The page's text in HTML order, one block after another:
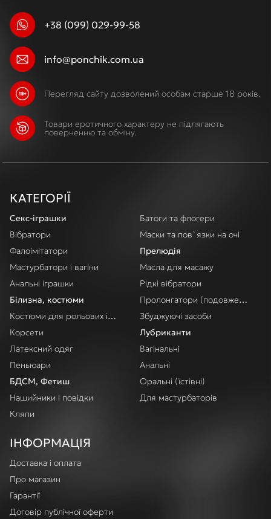
+38 (099) 029-99-58
info@ponchik.com.ua
Перегляд сайту дозволений особам старше 18 років.
Товари еротичного характеру не підлягають
поверненню та обміну.
КАТЕГОРІЇ
Секс-іграшки
Вібратори
Фалоімітатори
Мастурбатори і вагіни
Анальні іграшки
Білизна, костюми
Костюми для рольових ігор
Корсети
Латексний одяг
Пеньюари
БДСМ, Фетиш
Нашийники і повідки
Кляпи
Батоги та флогери
Маски та пов`язки на очі
Прелюдія
Масла для масажу
Рідкі вібратори
Пролонгатори (подовження
Збуджуючі засоби
Лубриканти
Вагінальні
Анальні
Оральні (їстівні)
Для мастурбаторів
ІНФОРМАЦІЯ
Доставка і оплата
Про магазин
Гарантії
Договір публічної оферти